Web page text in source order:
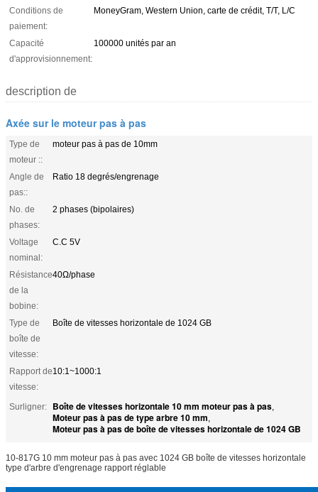
Conditions de
paiement:
MoneyGram, Western Union, carte de crédit, T/T, L/C
Capacité
d'approvisionnement:
100000 unités par an
description de
Axée sur le moteur pas à pas
Type de
moteur ::
moteur pas à pas de 10mm
Angle de
pas::
Ratio 18 degrés/engrenage
No. de
phases:
2 phases (bipolaires)
Voltage
nominal:
C.C 5V
Résistance
de la
bobine:
40Ω/phase
Type de
boîte de
vitesse:
Boîte de vitesses horizontale de 1024 GB
Rapport de
vitesse:
10:1~1000:1
Surligner: Boîte de vitesses horizontale 10 mm moteur pas à pas,
Moteur pas à pas de type arbre 10 mm,
Moteur pas à pas de boîte de vitesses horizontale de 1024 GB
10-817G 10 mm moteur pas à pas avec 1024 GB boîte de vitesses horizontale
type d'arbre d'engrenage rapport réglable